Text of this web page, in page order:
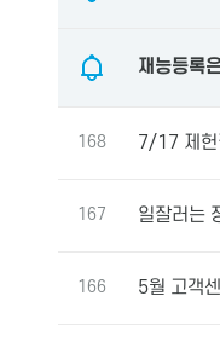
재능등록
168 7/17 제헌
167 일잘러는
166 5월 고객